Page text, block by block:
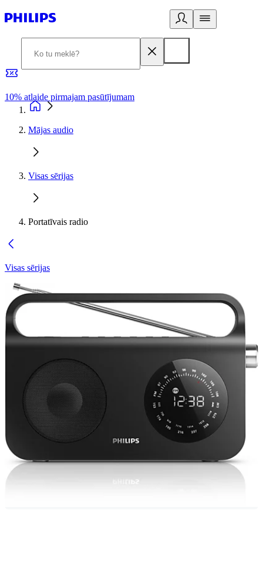
10% atlaide pirmajam pasūtījumam
Mājas audio
Visas sērijas
Portatīvais radio
Visas sērijas